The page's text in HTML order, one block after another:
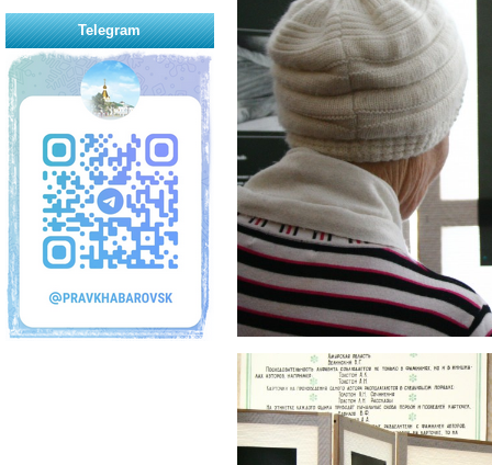
Telegram